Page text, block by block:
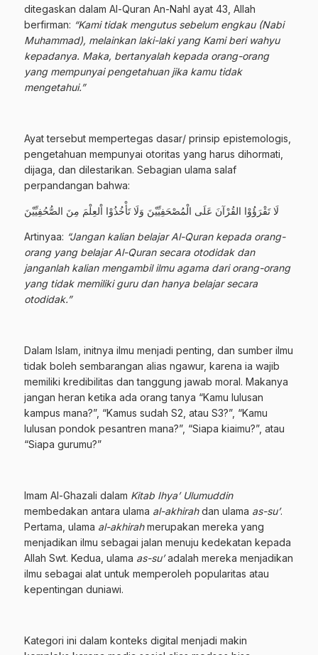
ditegaskan dalam Al-Quran An-Nahl ayat 43 , Allah
berfirman: “Kami tidak mengutus sebelum engkau (Nabi
Muhammad), melainkan laki-laki yang Kami beri wahyu
kepadanya. Maka, bertanyalah kepada orang-orang
yang mempunyai pengetahuan jika kamu tidak
mengetahui.”
Ayat tersebut mempertegas dasar/ prinsip epistemologis,
pengetahuan mempunyai otoritas yang harus dihormati,
dijaga, dan dilestarikan. Sebagian ulama salaf
perpandangan bahwa:
لَا تَقْرَؤُوْا القُرْآنَ عَلَى الْمُصْحَفِيِّيْنَ وَلَا تَأْخُذُوْا اْلعِلْمَ مِنَ الصُّحُفِيِّيْنَ
Artinyaa: “Jangan kalian belajar Al-Quran kepada orang-
orang yang belajar Al-Quran secara otodidak dan
janganlah kalian mengambil ilmu agama dari orang-orang
yang tidak memiliki guru dan hanya belajar secara
otodidak.”
Dalam Islam, initnya ilmu menjadi penting, dan sumber ilmu
tidak boleh sembarangan alias ngawur, karena ia wajib
memiliki kredibilitas dan tanggung jawab moral. Makanya
jangan heran ketika ada orang tanya “Kamu lulusan
kampus mana?”, “Kamus sudah S2, atau S3?”, “Kamu
lulusan pondok pesantren mana?”, “Siapa kiaimu?”, atau
“Siapa gurumu?”
Imam Al-Ghazali dalam Kitab Ihya’ Ulumuddin
membedakan antara ulama al-akhirahdan ulama as-su’.
Pertama, ulama al-akhirahmerupakan mereka yang
menjadikan ilmu sebagai jalan menuju kedekatan kepada
Allah Swt. Kedua, ulama as-su’adalah mereka menjadikan
ilmu sebagai alat untuk memperoleh popularitas atau
kepentingan duniawi.
Kategori ini dalam konteks digital menjadi makin